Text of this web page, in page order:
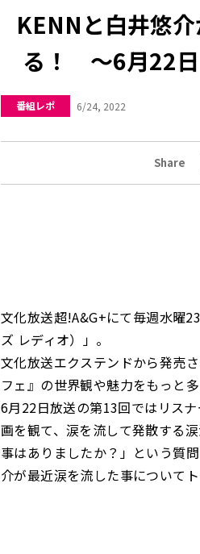
KENNと白井悠
る！ ～6月22日
番組レポ 6/24, 2022
Share
文化放送超!A&G+にて毎週水曜
ズ レディオ）」。
文化放送エクステンドから発売
フェ』の世界観や魅力をもっと
6月22日放送の第13回ではリス
画を観て、涙を流して発散する
事はありましたか？」という質
介が最近涙を流した事について